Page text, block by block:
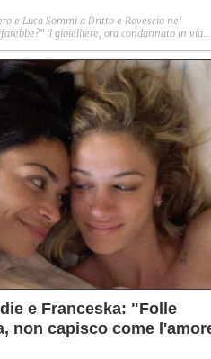
e Luca Sommi a Dritto e Rovescio nel
il gioielliere, ora condannato in via
e Franceska: "Folle
non capisco come